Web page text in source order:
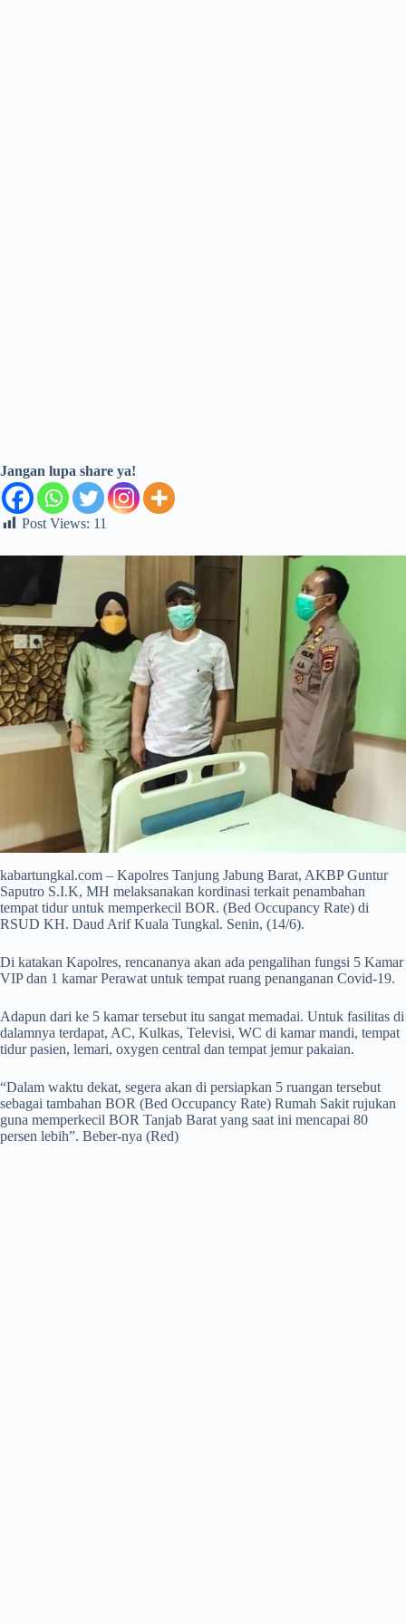
Jangan lupa share ya!
Post Views: 11
kabartungkal.com – Kapolres Tanjung Jabung Barat, AKBP Guntur
Saputro S.I.K, MH melaksanakan kordinasi terkait penambahan
tempat tidur untuk memperkecil BOR. (Bed Occupancy Rate) di
RSUD KH. Daud Arif Kuala Tungkal. Senin, (14/6).
Di katakan Kapolres, rencananya akan ada pengalihan fungsi 5 Kamar
VIP dan 1 kamar Perawat untuk tempat ruang penanganan Covid-19.
Adapun dari ke 5 kamar tersebut itu sangat memadai. Untuk fasilitas di
dalamnya terdapat, AC, Kulkas, Televisi, WC di kamar mandi, tempat
tidur pasien, lemari, oxygen central dan tempat jemur pakaian.
“Dalam waktu dekat, segera akan di persiapkan 5 ruangan tersebut
sebagai tambahan BOR (Bed Occupancy Rate) Rumah Sakit rujukan
guna memperkecil BOR Tanjab Barat yang saat ini mencapai 80
persen lebih”. Beber-nya (Red)